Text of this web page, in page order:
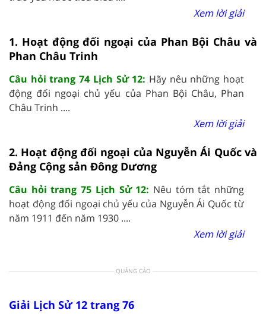
Xem lời giải
1. Hoạt động đối ngoại của Phan Bội Châu và
Phan Châu Trinh
Câu hỏi trang 74 Lịch Sử 12: Hãy nêu những hoạt
động đối ngoại chủ yếu của Phan Bội Châu, Phan
Châu Trinh ....
Xem lời giải
2. Hoạt động đối ngoại của Nguyễn Ái Quốc và
Đảng Cộng sản Đông Dương
Câu hỏi trang 75 Lịch Sử 12: Nêu tóm tắt những
hoạt động đối ngoại chủ yếu của Nguyễn Ái Quốc từ
năm 1911 đến năm 1930 ....
Xem lời giải
QUẢNG CÁO
Giải Lịch Sử 12 trang 76